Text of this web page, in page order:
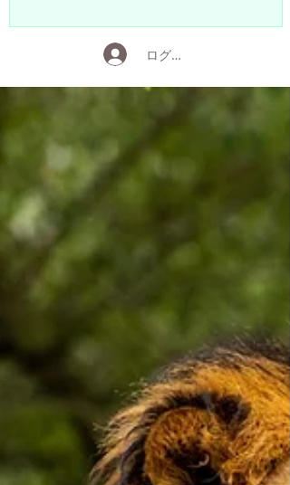
ログイン